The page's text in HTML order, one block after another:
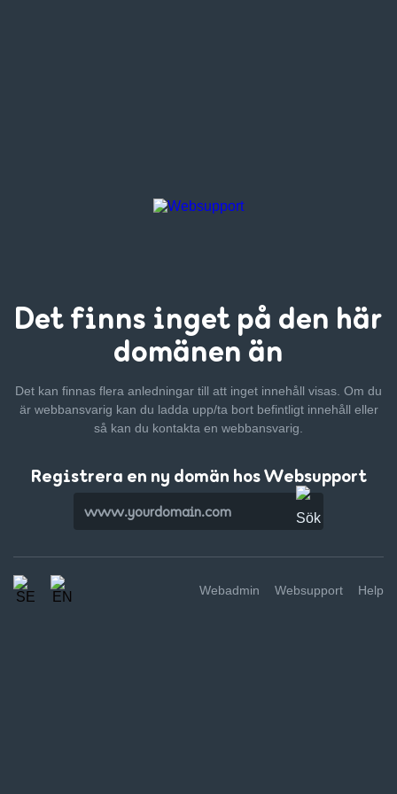
Det finns inget på den här
domänen än
Det kan finnas flera anledningar till att inget innehåll visas. Om du
är webbansvarig kan du ladda upp/ta bort befintligt innehåll eller
så kan du kontakta en webbansvarig.
Registrera en ny domän hos Websupport
Webadmin Websupport Help